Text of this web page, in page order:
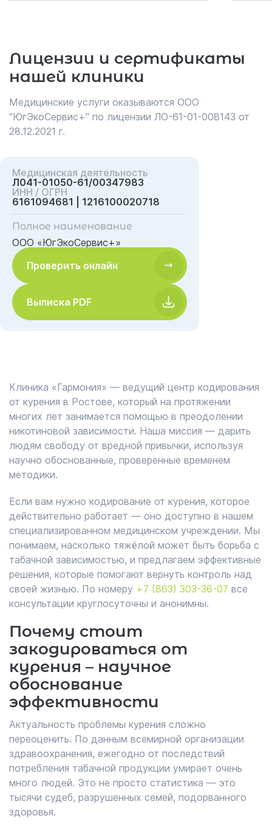
Лицензии и сертификаты
нашей клиники
Медицинские услуги оказываются ООО
"ЮгЭкоСервис+" по лицензии ЛО-61-01-008143 от
28.12.2021 г.
Медицинская деятельность
Л041-01050-61/00347983
ИНН / ОГРН
6161094681 | 1216100020718
Полное наименование
ООО «ЮгЭкоСервис+»
Проверить онлайн
Выписка PDF
Клиника «Гармония» — ведущий центр кодирования
от курения в Ростове, который на протяжении
многих лет занимается помощью в преодолении
никотиновой зависимости. Наша миссия — дарить
людям свободу от вредной привычки, используя
научно обоснованные, проверенные временем
методики.
Если вам нужно кодирование от курения, которое
действительно работает — оно доступно в нашем
специализированном медицинском учреждении. Мы
понимаем, насколько тяжёлой может быть борьба с
табачной зависимостью, и предлагаем эффективные
решения, которые помогают вернуть контроль над
своей жизнью. По номеру +7 (863) 303-36-07 все
консультации круглосуточны и анонимны.
Почему стоит
закодироваться от
курения – научное
обоснование
эффективности
Актуальность проблемы курения сложно
переоценить. По данным всемирной организации
здравоохранения, ежегодно от последствий
потребления табачной продукции умирает очень
много людей. Это не просто статистика — это
тысячи судеб, разрушенных семей, подорванного
здоровья.